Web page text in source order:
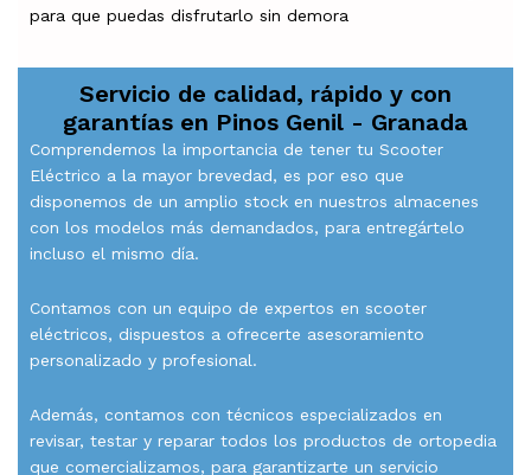
para que puedas disfrutarlo sin demora
Servicio de calidad, rápido y con
garantías en Pinos Genil - Granada
Comprendemos la importancia de tener tu Scooter
Eléctrico a la mayor brevedad, es por eso que
disponemos de un amplio stock en nuestros almacenes
con los modelos más demandados, para entregártelo
incluso el mismo día.
Contamos con un equipo de expertos en scooter
eléctricos, dispuestos a ofrecerte asesoramiento
personalizado y profesional.
Además, contamos con técnicos especializados en
revisar, testar y reparar todos los productos de ortopedia
que comercializamos, para garantizarte un servicio